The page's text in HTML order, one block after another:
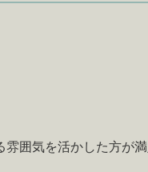
囲気を活かした方が